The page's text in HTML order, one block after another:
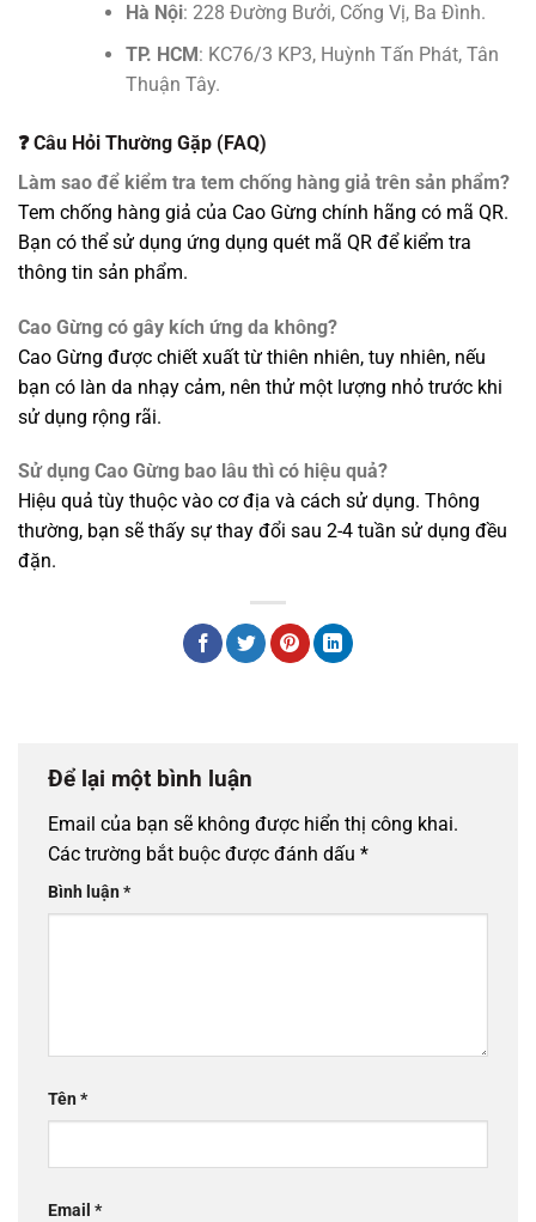
Hà Nội: 228 Đường Bưởi, Cống Vị, Ba Đình.
TP. HCM: KC76/3 KP3, Huỳnh Tấn Phát, Tân
Thuận Tây.
❓ Câu Hỏi Thường Gặp (FAQ)
Làm sao để kiểm tra tem chống hàng giả trên sản phẩm?
Tem chống hàng giả của Cao Gừng chính hãng có mã QR.
Bạn có thể sử dụng ứng dụng quét mã QR để kiểm tra
thông tin sản phẩm.
Cao Gừng có gây kích ứng da không?
Cao Gừng được chiết xuất từ thiên nhiên, tuy nhiên, nếu
bạn có làn da nhạy cảm, nên thử một lượng nhỏ trước khi
sử dụng rộng rãi.
Sử dụng Cao Gừng bao lâu thì có hiệu quả?
Hiệu quả tùy thuộc vào cơ địa và cách sử dụng. Thông
thường, bạn sẽ thấy sự thay đổi sau 2-4 tuần sử dụng đều
đặn.
Để lại một bình luận
Email của bạn sẽ không được hiển thị công khai.
Các trường bắt buộc được đánh dấu *
Bình luận*
Tên*
Email *